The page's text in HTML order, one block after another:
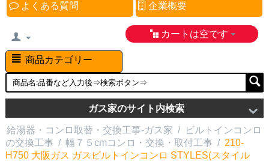
よくある質問 企業概要
カートは空です
商品カテゴリー
ガス家のサイト内検索
給湯器・コンロ取替・交換工事-ガス家 /
ビルトインコンロ
の交換工事 / 幅７５cmコンロ・交換・取付工事 / 210-
H750 大阪ガス ガスビルトインコンロ STYLES(スタイル